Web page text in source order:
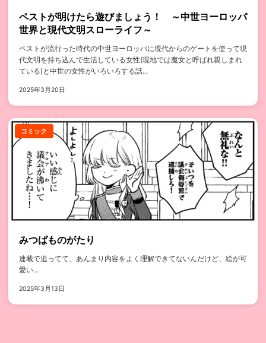
ペストが明けたら遊びましょう！ ～中世ヨーロッパ
世界と現代文明スローライフ～
ペストが流行った時代の中世ヨーロッパに現代からのゲートを使って現
代文明を持ち込んで生活している女性(現地では魔女と呼ばれ親しまれ
ている)と中世の女性がいろいろする話...
2025年3月20日
コミック
みつばものがたり
連載で追ってて、あんまり内容をよく理解できてないんだけど、絵が可
愛い...
2025年3月13日